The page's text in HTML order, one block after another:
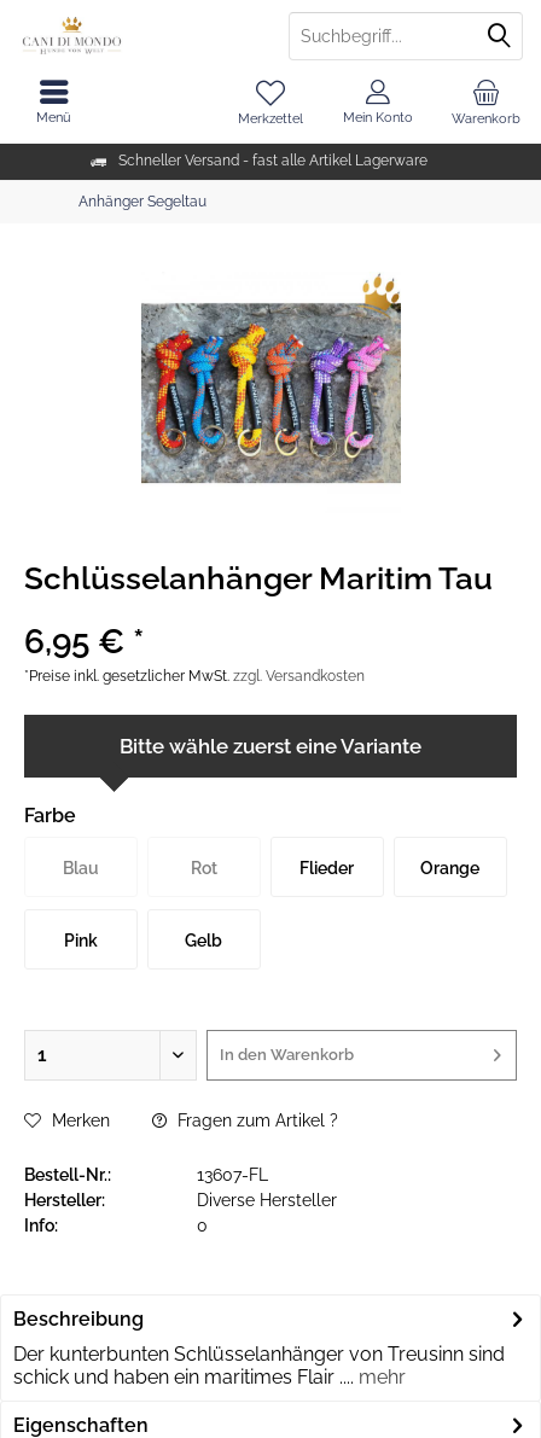
Schneller Versand - fast alle Artikel Lagerware
Warenkorb
Merkzettel Mein Konto
Menü
Anhänger Segeltau
Schlüsselanhänger Maritim Tau
6,95 € *
*Preise inkl. gesetzlicher MwSt. zzgl. Versandkosten
Bitte wähle zuerst eine Variante
Farbe
Blau Rot Flieder Orange
Pink Gelb
In den Warenkorb
Merken Fragen zum Artikel ?
Bestell-Nr.:
13607-FL
Hersteller:
Diverse Hersteller
Info:
0
Beschreibung
Der kunterbunten Schlüsselanhänger von Treusinn sind
schick und haben ein maritimes Flair .... mehr
Eigenschaften